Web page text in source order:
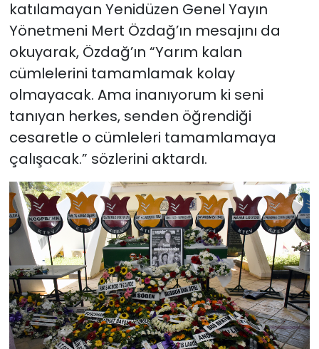
katılamayan Yenidüzen Genel Yayın
Yönetmeni Mert Özdağ’ın mesajını da
okuyarak, Özdağ’ın “Yarım kalan
cümlelerini tamamlamak kolay
olmayacak. Ama inanıyorum ki seni
tanıyan herkes, senden öğrendiği
cesaretle o cümleleri tamamlamaya
çalışacak.” sözlerini aktardı.